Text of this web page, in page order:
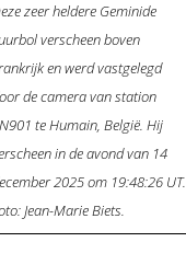
zeer heldere Geminide
verscheen boven
en werd vastgelegd
de camera van station
te Humain, België. Hij
in de avond van 14
2025 om 19:48:26 UT.
Jean-Marie Biets.